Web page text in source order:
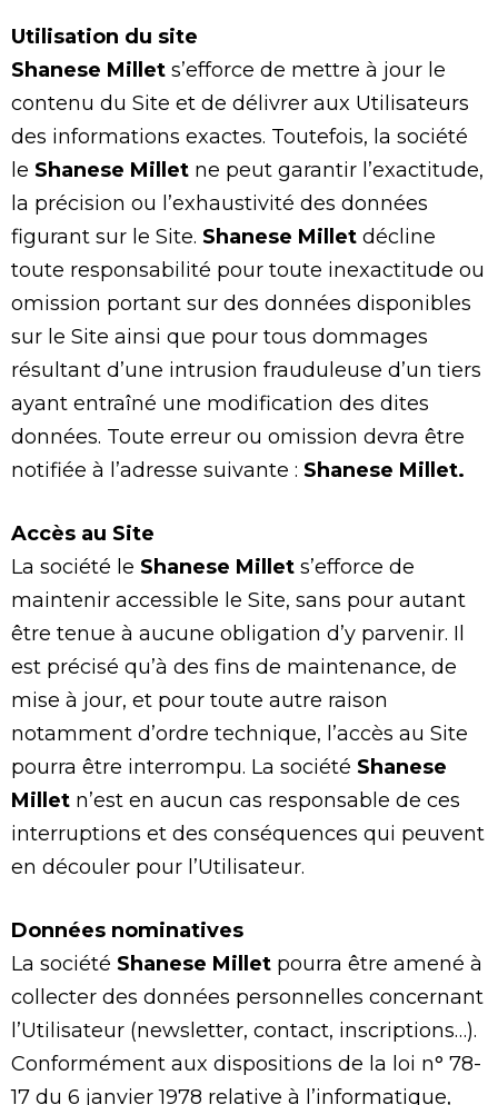
Utilisation du site
Shanese Millet s’efforce de mettre à jour le
contenu du Site et de délivrer aux Utilisateurs
des informations exactes. Toutefois, la société
le Shanese Millet ne peut garantir l’exactitude,
la précision ou l’exhaustivité des données
figurant sur le Site. Shanese Millet décline
toute responsabilité pour toute inexactitude ou
omission portant sur des données disponibles
sur le Site ainsi que pour tous dommages
résultant d’une intrusion frauduleuse d’un tiers
ayant entraîné une modification des dites
données. Toute erreur ou omission devra être
notifiée à l’adresse suivante : Shanese Millet.
Accès au Site
La société le Shanese Millet s’efforce de
maintenir accessible le Site, sans pour autant
être tenue à aucune obligation d’y parvenir. Il
est précisé qu’à des fins de maintenance, de
mise à jour, et pour toute autre raison
notamment d’ordre technique, l’accès au Site
pourra être interrompu. La société Shanese
Millet n’est en aucun cas responsable de ces
interruptions et des conséquences qui peuvent
en découler pour l’Utilisateur.
Données nominatives
La société Shanese Millet pourra être amené à
collecter des données personnelles concernant
l’Utilisateur (newsletter, contact, inscriptions…).
Conformément aux dispositions de la loi n° 78-
17 du 6 janvier 1978 relative à l’informatique,